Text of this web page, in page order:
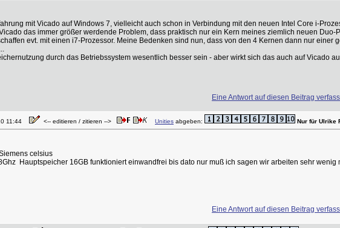
mit Vicado auf Windows 7, vielleicht auch schon in Verbindung mit den neuen Intel Core i-
das immer größer werdende Problem, dass praktisch nur ein Kern meines ziemlich neuen Duo-
evt. mit einen i7-Prozessor. Meine Bedenken sind nun, dass von den 4 Kernen dann nur einer
durch das Betriebssystem wesentlich besser sein - aber wirkt sich das auch auf Vicado
Eine Antwort auf diesen Beitrag
11:44 <-- editieren / zitieren --> Unities abgeben: Nur für Ulrike
celsius
Hauptspeicher 16GB funktioniert einwandfrei bis dato nur muß ich sagen wir arbeiten sehr wenig
Eine Antwort auf diesen Beitrag